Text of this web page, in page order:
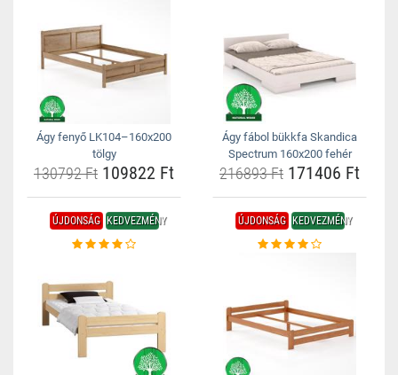
Ágy fenyő LK104–160x200
tölgy
130792 Ft 109822 Ft
Ágy fábol bükkfa Skandica
Spectrum 160x200 fehér
216893 Ft 171406 Ft
ÚJDONSÁG KEDVEZMÉNY ÚJDONSÁG KEDVEZMÉNY